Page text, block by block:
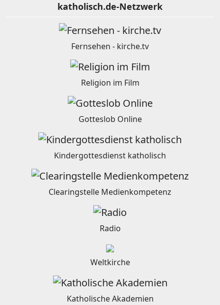
katholisch.de-Netzwerk
Fernsehen - kirche.tv
Religion im Film
Gotteslob Online
Kindergottesdienst katholisch
Clearingstelle Medienkompetenz
Radio
Weltkirche
Katholische Akademien